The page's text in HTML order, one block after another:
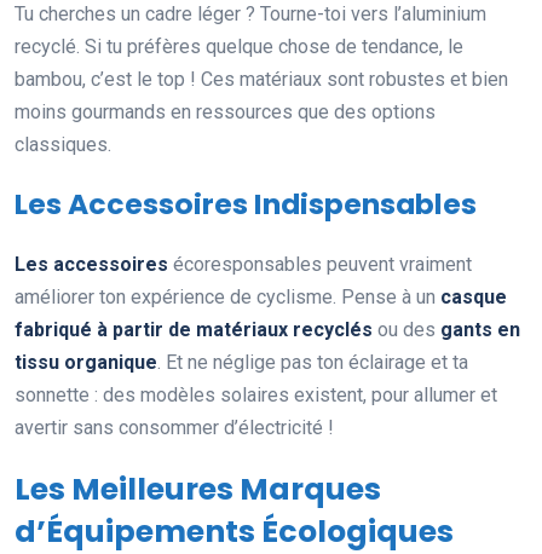
Tu cherches un cadre léger ? Tourne-toi vers l’aluminium
recyclé. Si tu préfères quelque chose de tendance, le
bambou, c’est le top ! Ces matériaux sont robustes et bien
moins gourmands en ressources que des options
classiques.
Les Accessoires Indispensables
Les accessoires écoresponsables peuvent vraiment
améliorer ton expérience de cyclisme. Pense à un casque
fabriqué à partir de matériaux recyclés ou des gants en
tissu organique. Et ne néglige pas ton éclairage et ta
sonnette : des modèles solaires existent, pour allumer et
avertir sans consommer d’électricité !
Les Meilleures Marques
d’Équipements Écologiques